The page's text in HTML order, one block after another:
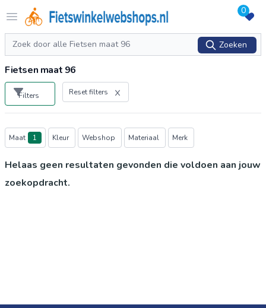
Open menu
Logo Fietswinkelwebshops.nl 0
Zoeken
Zoeken
Fietsen maat 96
Filters Reset filters
Producten
Maat 1 Kleur Webshop Materiaal Merk
Helaas geen resultaten gevonden die voldoen aan jouw
zoekopdracht.